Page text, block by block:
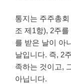
통지는 주주총
조 제1항), 2주
를 받은 날이 아
날입니다. 즉, 2
족하는 것이고,
아닙니다.